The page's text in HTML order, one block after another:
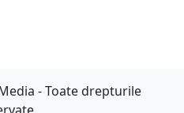
- Toate drepturile